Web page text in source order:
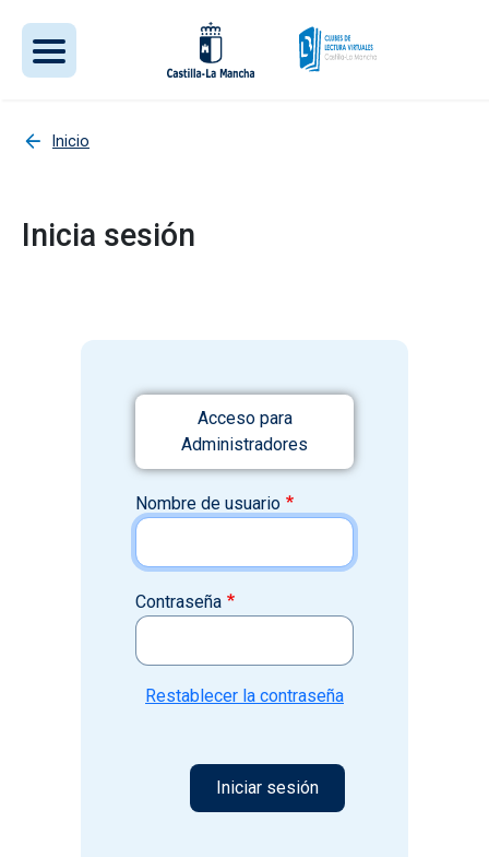
Inicio
Inicia sesión
Acceso para
Administradores
Nombre de usuario
Contraseña
Restablecer la contraseña